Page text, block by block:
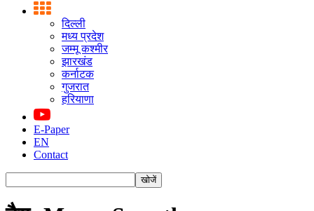
दिल्ली
मध्य प्रदेश
जम्मू कश्मीर
झारखंड
कर्नाटक
गुजरात
हरियाणा
E-Paper
EN
Contact